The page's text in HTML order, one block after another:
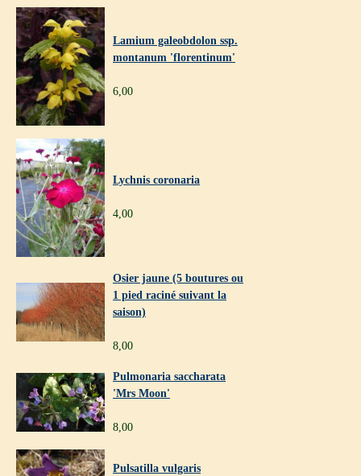
Lamium galeobdolon ssp.
montanum 'florentinum'
6,00
Lychnis coronaria
4,00
Osier jaune (5 boutures ou
1 pied raciné suivant la
saison)
8,00
Pulmonaria saccharata
'Mrs Moon'
8,00
Pulsatilla vulgaris